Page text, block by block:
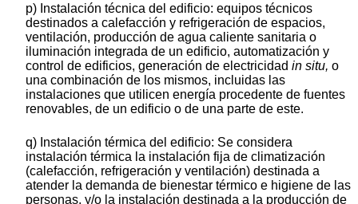
p) Instalación técnica del edificio: equipos técnicos
destinados a calefacción y refrigeración de espacios,
ventilación, producción de agua caliente sanitaria o
iluminación integrada de un edificio, automatización y
control de edificios, generación de electricidad in situ, o
una combinación de los mismos, incluidas las
instalaciones que utilicen energía procedente de fuentes
renovables, de un edificio o de una parte de este.
q) Instalación térmica del edificio: Se considera
instalación térmica la instalación fija de climatización
(calefacción, refrigeración y ventilación) destinada a
atender la demanda de bienestar térmico e higiene de las
personas, y/o la instalación destinada a la producción de